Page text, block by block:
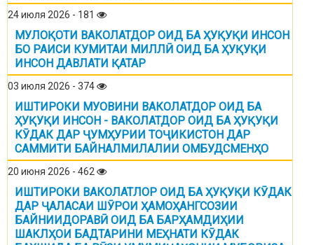
24 июля 2026 - 181
МУЛОҚОТИ ВАКОЛАТДОР ОИД БА ҲУҚУҚИ ИНСОН
БО РАИСИ КУМИТАИ МИЛЛӢ ОИД БА ҲУҚУҚИ
ИНСОН ДАВЛАТИ ҚАТАР
03 июля 2026 - 374
ИШТИРОКИ МУОВИНИ ВАКОЛАТДОР ОИД БА
ҲУҚУҚИ ИНСОН - ВАКОЛАТДОР ОИД БА ҲУҚУҚИ
КӮДАК ДАР ҶУМҲУРИИ ТОҶИКИСТОН ДАР
САММИТИ БАЙНАЛМИЛАЛИИ ОМБУДСМЕНҲО
20 июня 2026 - 462
ИШТИРОКИ ВАКОЛАТЛОР ОИД БА ҲУҚУҚИ КӮДАК
ДАР ҶАЛАСАИ ШӮРОИ ҲАМОҲАНГСОЗИИ
БАЙНИИДОРАВӢ ОИД БА БАРҲАМДИҲИИ
ШАКЛҲОИ БАДТАРИНИ МЕҲНАТИ КӮДАК